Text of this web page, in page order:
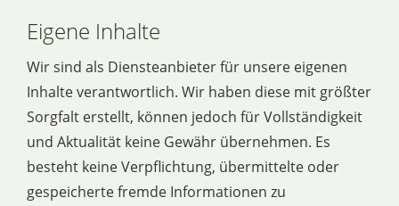
Eigene Inhalte
Wir sind als Diensteanbieter für unsere eigenen
Inhalte verantwortlich. Wir haben diese mit größter
Sorgfalt erstellt, können jedoch für Vollständigkeit
und Aktualität keine Gewähr übernehmen. Es
besteht keine Verpflichtung, übermittelte oder
gespeicherte fremde Informationen zu